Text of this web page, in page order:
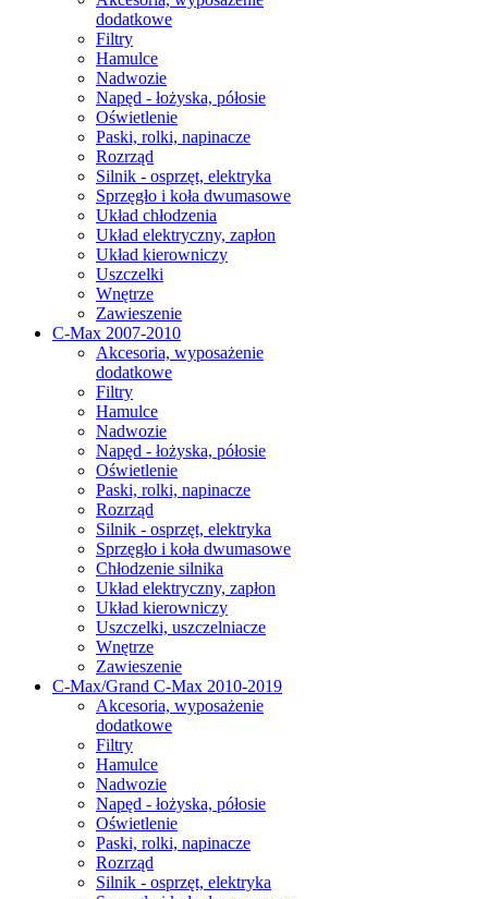
dodatkowe
Filtry
Hamulce
Nadwozie
Napęd - łożyska, półosie
Oświetlenie
Paski, rolki, napinacze
Rozrząd
Silnik - osprzęt, elektryka
Sprzęgło i koła dwumasowe
Układ chłodzenia
Układ elektryczny, zapłon
Układ kierowniczy
Uszczelki
Wnętrze
Zawieszenie
C-Max 2007-2010
Akcesoria, wyposażenie
dodatkowe
Filtry
Hamulce
Nadwozie
Napęd - łożyska, półosie
Oświetlenie
Paski, rolki, napinacze
Rozrząd
Silnik - osprzęt, elektryka
Sprzęgło i koła dwumasowe
Chłodzenie silnika
Układ elektryczny, zapłon
Układ kierowniczy
Uszczelki, uszczelniacze
Wnętrze
Zawieszenie
C-Max/Grand C-Max 2010-2019
Akcesoria, wyposażenie
dodatkowe
Filtry
Hamulce
Nadwozie
Napęd - łożyska, półosie
Oświetlenie
Paski, rolki, napinacze
Rozrząd
Silnik - osprzęt, elektryka